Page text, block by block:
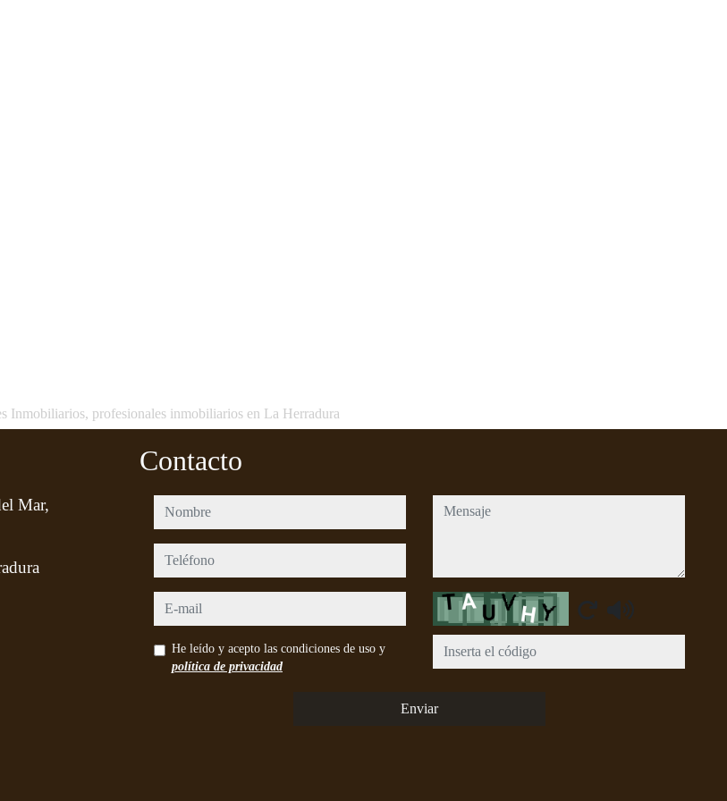
Inmobiliarios, profesionales inmobiliarios en La Herradura
Mar,
Contacto
nombre
teléfono
e-mail
He leído y acepto las condiciones de uso y
política de privacidad
mensaje
Captcha
Enviar